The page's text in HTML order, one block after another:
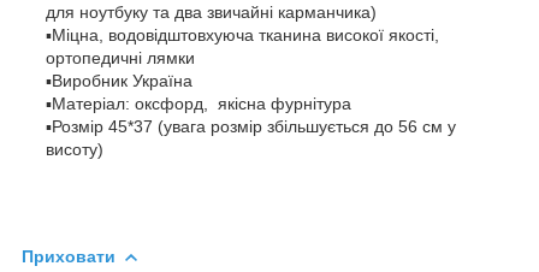
для ноутбуку та два звичайні карманчика)
▪Міцна, водовідштовхуюча тканина високої якості,
ортопедичні лямки
▪Виробник Україна
▪Матеріал: оксфорд, якісна фурнітура
▪Розмір 45*37 (увага розмір збільшується до 56 см у
висоту)
Приховати